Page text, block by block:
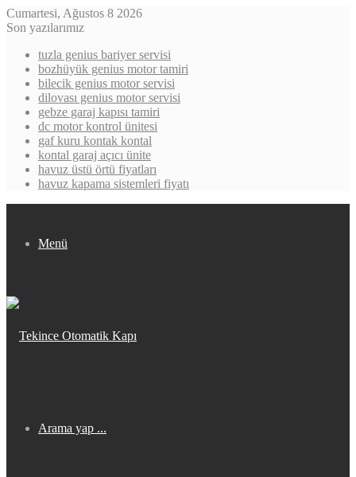
Cumartesi, Ağustos 8 2026
Son yazılarımız
tuzla genius bariyer servisi
bozhüyük genius motor tamiri
bilecik genius motor servisi
dilovası genius motor servisi
gebze garaj kapısı tamiri
dc motor kontrol ünitesi
gaf kuru kontak kontal
kontal garaj açıcı ünite
havuz üstü örtü fiyatları
havuz kapama sistemleri fiyatı
Menü
Arama yap ...